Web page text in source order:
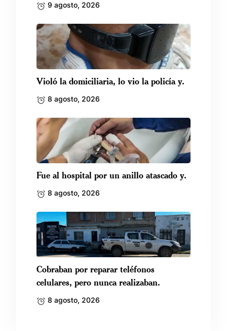
9 agosto, 2026
Violó la domiciliaria, lo vio la policía y.
8 agosto, 2026
Fue al hospital por un anillo atascado y.
8 agosto, 2026
Cobraban por reparar teléfonos
celulares, pero nunca realizaban.
8 agosto, 2026